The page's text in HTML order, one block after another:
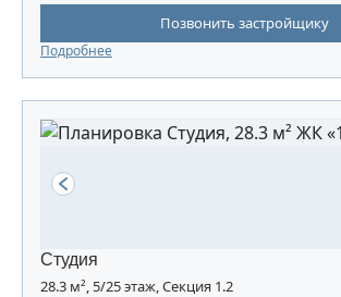
Позвонить застройщику
Подробнее
Студия
28.3 м², 5/25 этаж, Секция 1.2